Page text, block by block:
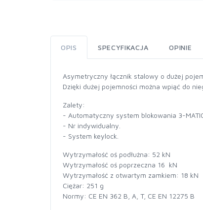
OPIS SPECYFIKACJA OPINIE
Asymetryczny łącznik stalowy o dużej
Dzięki dużej pojemności można wpiąć do
Zalety:
- Automatyczny system blokowania 3-
- Nr indywidualny.
- System keylock.
Wytrzymałość oś podłużna: 52 kN
Wytrzymałość oś poprzeczna 16 kN
Wytrzymałość z otwartym zamkiem: 18 kN
Ciężar: 251 g
Normy: CE EN 362 B, A, T, CE EN 12275 B